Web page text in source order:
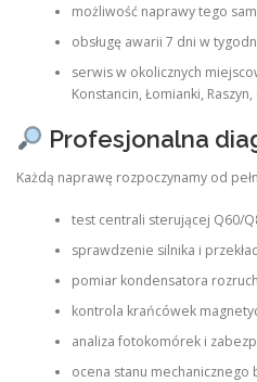
możliwość naprawy tego
obsługę awarii 7 dni w
serwis w okolicznych
Konstancin, Łomianki,
Profesjonalna
Każdą naprawę rozpoczynamy od
test centrali sterującej Q60/
sprawdzenie silnika i
pomiar kondensatora
kontrola krańcówek
analiza fotokomórek i
ocena stanu